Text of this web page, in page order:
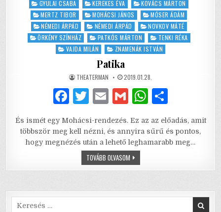
GYULAI CSABA
KEREKES ÉVA
KOVÁCS MÁRTON
MERTZ TIBOR
MOHÁCSI JÁNOS
MÓSER ÁDÁM
NÉMEDI ÁRPÁD
NÉMEDI ÁRPÁD
NOVKOV MÁTÉ
ÖRKÉNY SZÍNHÁZ
PATKÓS MÁRTON
TENKI RÉKA
VAJDA MILÁN
ZNAMENÁK ISTVÁN
Patika
AUTHOR:
THEATERMAN PUBLISHED
DATE:
2019.01.28.
F
c
e
o
o
T
it
te
r
E
ai
l
G
ai
l
W
at
s
p
p
ar
e
És ismét egy Mohácsi-rendezés. Ez az az előadás, amit
többször meg kell nézni, és annyira sűrű és pontos,
hogy megnézés után a lehető leghamarabb meg…
TOVÁBB OLVASOMPATIKA
Search